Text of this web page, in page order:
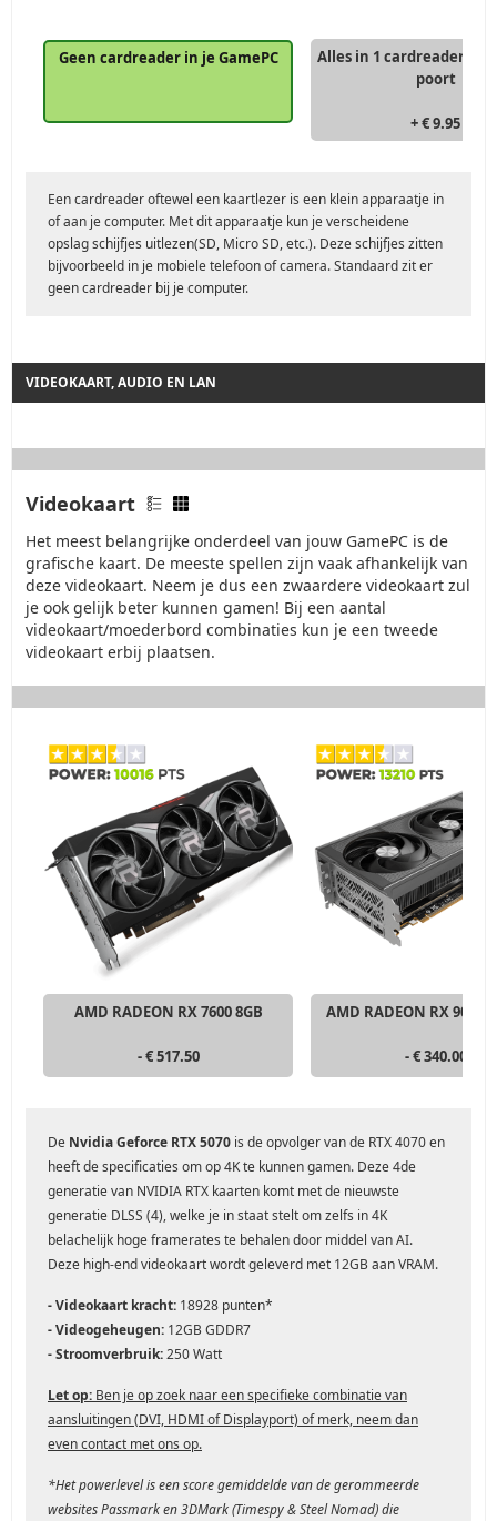
Geen cardreader in je GamePC
Alles in 1 cardreader met
poort
+ € 9.95
Een cardreader oftewel een kaartlezer is een klein apparaatje in
of aan je computer. Met dit apparaatje kun je verscheidene
opslag schijfjes uitlezen(SD, Micro SD, etc.). Deze schijfjes zitten
bijvoorbeeld in je mobiele telefoon of camera. Standaard zit er
geen cardreader bij je computer.
VIDEOKAART, AUDIO EN LAN
Videokaart
Het meest belangrijke onderdeel van jouw GamePC is de
grafische kaart. De meeste spellen zijn vaak afhankelijk van
deze videokaart. Neem je dus een zwaardere videokaart zul
je ook gelijk beter kunnen gamen! Bij een aantal
videokaart/moederbord combinaties kun je een tweede
videokaart erbij plaatsen.
AMD RADEON RX 7600 8GB
- € 517.50
AMD RADEON RX 9060
- € 340.00
De Nvidia Geforce RTX 5070 is de opvolger van de RTX 4070 en
heeft de specificaties om op 4K te kunnen gamen. Deze 4de
generatie van NVIDIA RTX kaarten komt met de nieuwste
generatie DLSS (4), welke je in staat stelt om zelfs in 4K
belachelijk hoge framerates te behalen door middel van AI.
Deze high-end videokaart wordt geleverd met 12GB aan VRAM.
- Videokaart kracht: 18928 punten*
-Videogeheugen: 12GB GDDR7
- Stroomverbruik:250 Watt
Let op: Ben je op zoek naar een specifieke combinatie van
aansluitingen (DVI, HDMI of Displayport) of merk, neem dan
even contact met ons op.
*Het powerlevel is een score gemiddelde van de gerommeerde
websites Passmark en 3DMark (Timespy & Steel Nomad) die